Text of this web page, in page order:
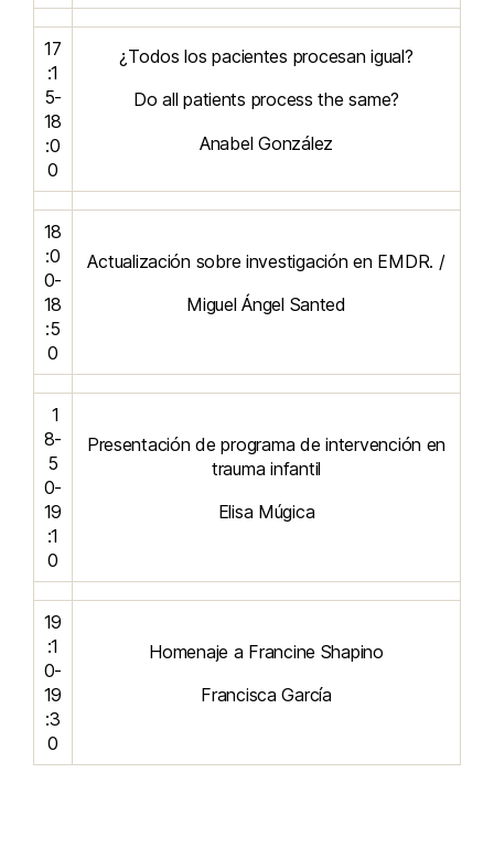
17
:1
5-
18
:0
0
¿Todos los pacientes procesan igual?
Do all patients process the same?
Anabel González
18
:0
0-
18
:5
0
Actualización sobre investigación en EMDR. /
Miguel Ángel Santed
1
8-
5
0-
19
:1
0
Presentación de programa de intervención en
trauma infantil
Elisa Múgica
19
:1
0-
19
:3
0
Homenaje a Francine Shapino
Francisca García